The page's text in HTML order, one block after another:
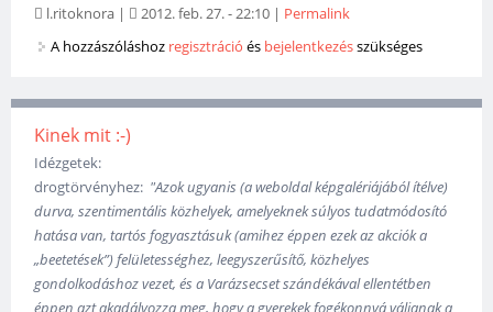
l.ritoknora | 2012. feb. 27. - 22:10 | Permalink
A hozzászóláshoz regisztráció és bejelentkezésszükséges
Kinek mit :-)
Idézgetek:
drogtörvényhez: "Azok ugyanis (a weboldal képgalériájából ítélve)
durva, szentimentális közhelyek, amelyeknek súlyos tudatmódosító
hatása van, tartós fogyasztásuk (amihez éppen ezek az akciók a
„beetetések”) felületességhez, leegyszerűsítő, közhelyes
gondolkodáshoz vezet, és a Varázsecset szándékával ellentétben
éppen azt akadályozza meg, hogy a gyerekek fogékonnyá váljanak a